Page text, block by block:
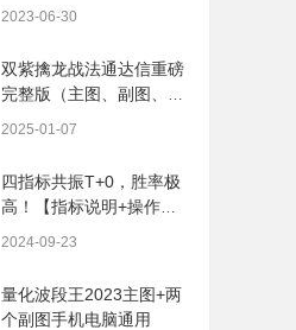
2023-06-30
双紫擒龙战法通达信重磅
完整版（主图、副图、排
2025-01-07
四指标共振T+0，胜率极
高！【指标说明+操作方
2024-09-23
量化波段王2023主图+两
个副图手机电脑通用